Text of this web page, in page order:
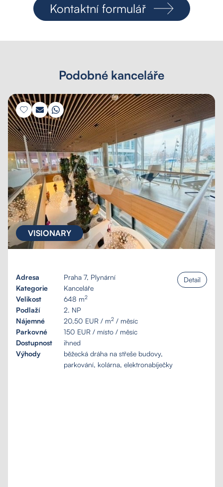
Kontaktní formulář
Podobné kanceláře
VISIONARY
Adresa
Praha 7, Plynární
Kategorie
Kanceláře
Velikost
648 m2
Podlaží
2. NP
Nájemné
20,50 EUR / m2 / měsíc
Parkovné
150 EUR / místo / měsíc
Dostupnost
ihned
Výhody
běžecká dráha na střeše budovy,
parkování, kolárna, elektronabíječky
Detail